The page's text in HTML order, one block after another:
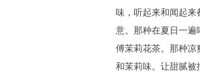
味，听起来和闻起
意。那种在夏日一遍
傅茉莉花茶。那种凉
和茉莉味。让甜腻被